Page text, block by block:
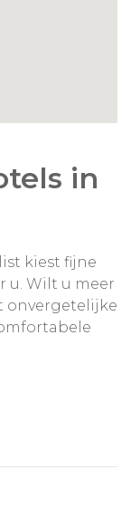
in
kiest fijne
u. Wilt u meer
onvergetelijke